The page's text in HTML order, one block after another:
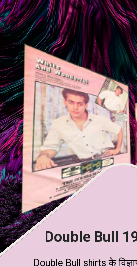
Double Bull
Double Bull shirts के